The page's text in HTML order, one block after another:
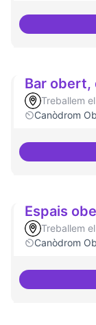
Bar obert,
Treballem
Canòdrom
Espais
Treballem
Canòdrom